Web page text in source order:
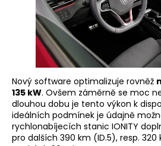
Nový software optimalizuje rovněž
135 kW. Ovšem záměrně se moc
dlouhou dobu je tento výkon k
ideálních podmínek je údajně
rychlonabíjecích stanic IONITY
pro dalších 390 km (ID.5), resp. 320